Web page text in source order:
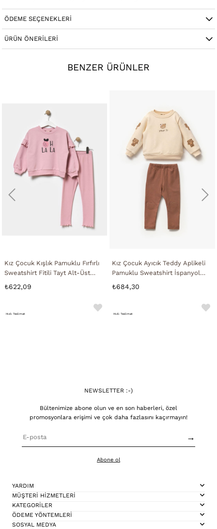
ÖDEME SEÇENEKLERI
ÜRÜN ÖNERILERI
BENZER ÜRÜNLER
Kız Çocuk Kışlık Pamuklu Fırfırlı
Sweatshirt Fitili Tayt Alt-Üst
₺622,09
Hızlı Teslimat
Kız Çocuk Ayıcık Teddy Aplikeli
Pamuklu Sweatshirt İspanyol
₺684,30
Hızlı Teslimat
NEWSLETTER :-)
Bültenimize abone olun ve en son haberleri, özel
promosyonlara erişimi ve çok daha fazlasını kaçırmayın!
→
Abone ol
YARDIM
MÜŞTERİ HİZMETLERİ
KATEGORİLER
ÖDEME YÖNTEMLERİ
SOSYAL MEDYA